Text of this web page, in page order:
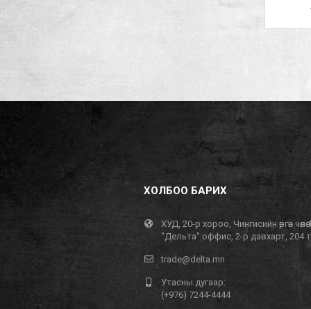
ХОЛБОО БАРИХ
ХУД, 20-р хороо, Чингисийн өргөн чөлөө
"Дельта" оффис, 2-р давхарт, 204
trade@delta.mn
Утасны дугаар:
(+976) 7244-4444